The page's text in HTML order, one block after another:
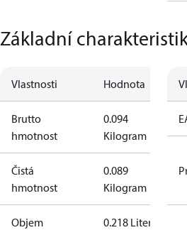
Základní
Vlastnosti Hodnota
Brutto
hmotnost
0.094
Kilogram
Čistá
hmotnost
0.089
Kilogram
Objem 0.218 Liter